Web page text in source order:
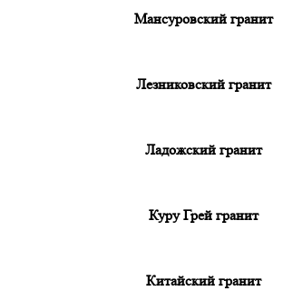
Мансуровский гранит
Лезниковский гранит
Ладожский гранит
Куру Грей гранит
Китайский гранит